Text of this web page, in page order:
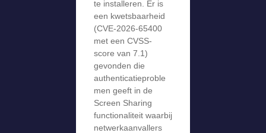
te installeren. Er is
een kwetsbaarheid
(CVE-2026-65400
met een CVSS-
score van 7.1)
gevonden die
authenticatieproble
men geeft in de
Screen Sharing
functionaliteit waarbij
netwerkaanvallers